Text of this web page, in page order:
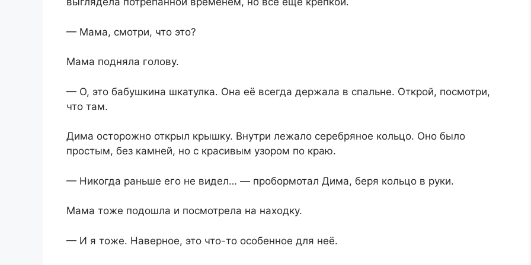
— Мама, смотри, что это?
Мама подняла голову.
— О, это бабушкина шкатулка. Она её всегда держала в спальне. Открой, посмотри,
что там.
Дима осторожно открыл крышку. Внутри лежало серебряное кольцо. Оно было
простым, без камней, но с красивым узором по краю.
— Никогда раньше его не видел… — пробормотал Дима, беря кольцо в руки.
Мама тоже подошла и посмотрела на находку.
— И я тоже. Наверное, это что-то особенное для неё.